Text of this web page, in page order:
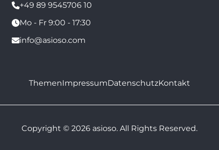
+49 89 9545706 10
Mo - Fr 9:00 - 17:30
info@asioso.com
ThemenImpressumDatenschutzKontakt
Copyright © 2026 asioso. All Rights Reserved.